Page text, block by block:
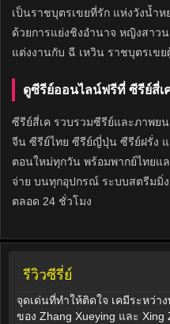
เป็นราชบุตรเขยที่รัก แห่งวังน้ำห
ด้วยการแย่งชิงอำนาจ หญิงสาว
แต่งงานกับ ฉี เหวิน ราชบุตรเขยผู้
ดูซีรีย์ออนไลน์ฟรีที่ ซีรีย์สี่เ
ซีรีย์สี่เค รวบรวมซีรีย์และภาพย
จีน ซีรีย์ไทย ซีรีย์ญี่ปุ่น ซีรีย์ฝรั่ง
ตอนใหม่ทุกวัน พร้อมพากย์ไทย
จ่าย บนทุกอุปกรณ์ ระบบสตรีมมิ่ง
ตลอด 24 ชั่วโมง
รีวิวซีรี่ย์
จุดเด่นที่ทำให้ติดใจ เคมีระหว่า
ของ Zhang Xueying และ